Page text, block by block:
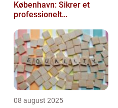
København: Sikrer et
professionelt
08 august 2025